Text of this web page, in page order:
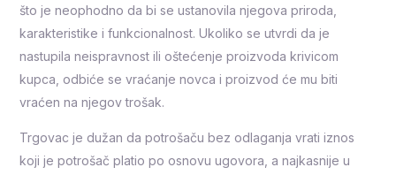
što je neophodno da bi se ustanovila njegova priroda,
karakteristike i funkcionalnost. Ukoliko se utvrdi da je
nastupila neispravnost ili oštećenje proizvoda krivicom
kupca, odbiće se vraćanje novca i proizvod će mu biti
vraćen na njegov trošak.
Trgovac je dužan da potrošaču bez odlaganja vrati iznos
koji je potrošač platio po osnovu ugovora, a najkasnije u